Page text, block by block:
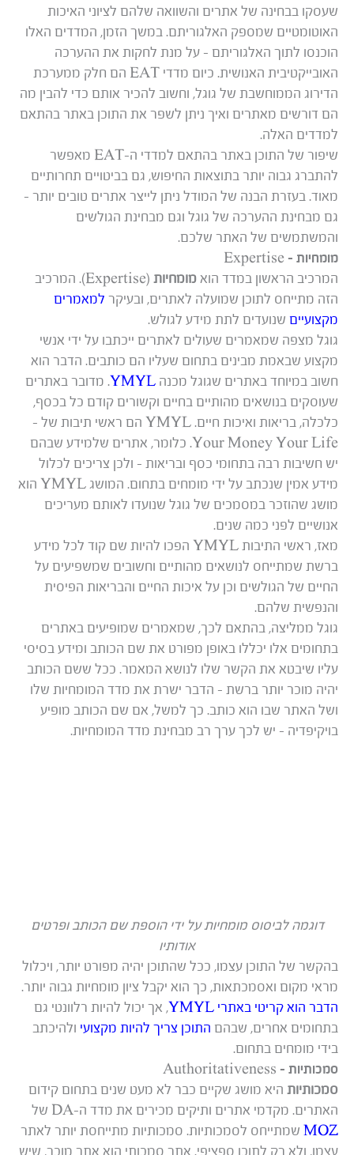
שעסקו בבחינה של אתרים והשוואה שלהם לציוני האיכות
האוטומטיים שמספק האלגוריתם. במשך הזמן, המדדים האלו
הוכנסו לתוך האלגוריתם – על מנת לחקות את ההערכה
האובייקטיבית האנושית. כיום מדדי EAT הם חלק ממערכת
הדירוג הממוחשבת של גוגל, וחשוב להכיר אותם כדי להבין מה
הם דורשים מאתרים ואיך ניתן לשפר את התוכן באתר בהתאם
למדדים האלה.
שיפור של התוכן באתר בהתאם למדדי ה-EAT מאפשר
להתברג גבוה יותר בתוצאות החיפוש, גם בביטויים תחרותיים
מאוד. בעזרת הבנה של המודל ניתן לייצר אתרים טובים יותר –
גם מבחינת ההערכה של גוגל וגם מבחינת הגולשים
והמשתמשים של האתר שלכם.
מומחיות – Expertise
המרכיב הראשון במדד הואמומחיות
(Expertise). המרכיב
הזה מתייחס לתוכן שמועלה לאתרים, ובעיקר למאמרים
מקצועיים שנועדים לתת מידע לגולש.
גוגל מצפה שמאמרים שעולים לאתרים ייכתבו על ידי אנשי
מקצוע שבאמת מבינים בתחום שעליו הם כותבים. הדבר הוא
חשוב במיוחד באתרים שגוגל מכנה YMYL. מדובר באתרים
שעוסקים בנושאים מהותיים בחיים וקשורים קודם כל בכסף,
כלכלה, בריאות ואיכות חיים. YMYL הם ראשי תיבות של –
Your Money Your Life. כלומר, אתרים שלמידע שבהם
יש חשיבות רבה בתחומי כסף ובריאות – ולכן צריכים לכלול
מידע אמין שנכתב על ידי מומחים בתחום. המושג YMYL הוא
מושג שהוזכר במסמכים של גוגל שנועדו לאותם מעריכים
אנושיים לפני כמה שנים.
מאז, ראשי התיבות YMYL הפכו להיות שם קוד לכל מידע
ברשת שמתייחס לנושאים מהותיים וחשובים שמשפיעים על
החיים של הגולשים וכן על איכות החיים והבריאות הפיסית
והנפשית שלהם.
גוגל ממליצה, בהתאם לכך, שמאמרים שמופיעים באתרים
בתחומים אלו יכללו באופן מפורט את שם הכותב ומידע בסיסי
עליו שיבטא את הקשר שלו לנושא המאמר. ככל ששם הכותב
יהיה מוכר יותר ברשת – הדבר ישרת את מדד המומחיות שלו
ושל האתר שבו הוא כותב. כך למשל, אם שם הכותב מופיע
בויקיפדיה – יש לכך ערך רב מבחינת מדד המומחיות.
דוגמה לביסוס מומחיות על ידי הוספת שם הכותב ופרטים
אודותיו
בהקשר של התוכן עצמו, ככל שהתוכן יהיה מפורט יותר, ויכלול
מראי מקום ואסמכתאות, כך הוא יקבל ציון מומחיות גבוה יותר.
הדבר הוא קריטי באתרי YMYL
, אך יכול להיות רלוונטי גם
בתחומים אחרים, שבהם התוכן צריך להיות מקצועי ולהיכתב
בידי מומחים בתחום.
סמכותיות – Authoritativeness
סמכותיות היא מושג שקיים כבר לא מעט שנים בתחום קידום
האתרים. מקדמי אתרים ותיקים מכירים את מדד ה-DA של
MOZ שמתייחס לסמכותיות. סמכותיות מתייחסת יותר לאתר
עצמו, ולא רק לתוכן ספציפי. אתר סמכותי הוא אתר מוכר, שיש